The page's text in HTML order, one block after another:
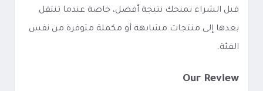
قبل الشراء تمنحك نتيجة أفضل، خاصة عندما تنتقل
بعدها إلى منتجات مشابهة أو مكملة متوفرة من نفس
الفئة.
Our Review